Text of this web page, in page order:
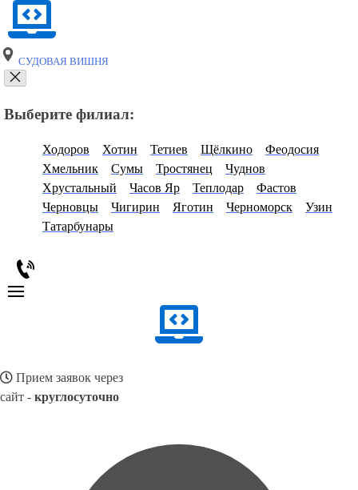
СУДОВАЯ ВИШНЯ
Выберите филиал:
Ходоров Хотин Тетиев Щёлкино
Феодосия
Хмельник
Сумы Тростянец
Чуднов
Хрустальный
Часов Яр Теплодар
Фастов
Черновцы
Чигирин Яготин Черноморск
Узин
Татарбунары
Прием заявок через
сайт - круглосуточно